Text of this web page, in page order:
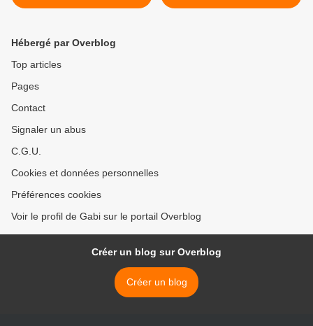
Hébergé par Overblog
Top articles
Pages
Contact
Signaler un abus
C.G.U.
Cookies et données personnelles
Préférences cookies
Voir le profil de Gabi sur le portail Overblog
Créer un blog sur Overblog
Créer un blog